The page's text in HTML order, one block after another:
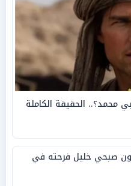
محمد؟.. الحقيقة الكاملة
صبحي خليل فرحته في